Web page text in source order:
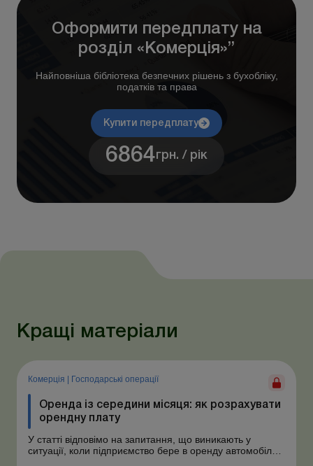
Оформити передплату на
розділ «Комерція»”
Найповніша бібліотека безпечних рішень з бухобліку,
податків та права
Купити передплату
6864грн. / рік
Кращі матеріали
Комерція | Господарські операції
Оренда із середини місяця: як розрахувати
орендну плату
У статті відповімо на запитання, що виникають у
ситуації, коли підприємство бере в оренду автомобіль у